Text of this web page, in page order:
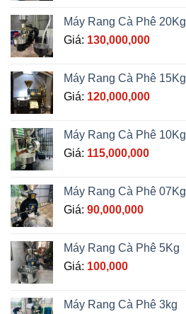
Máy Rang Cà Phê 20Kg
Giá: 130,000,000
Máy Rang Cà Phê 15Kg
Giá: 120,000,000
Máy Rang Cà Phê 10Kg
Giá: 115,000,000
Máy Rang Cà Phê 07Kg
Giá: 90,000,000
Máy Rang Cà Phê 5Kg
Giá: 100,000
Máy Rang Cà Phê 3kg